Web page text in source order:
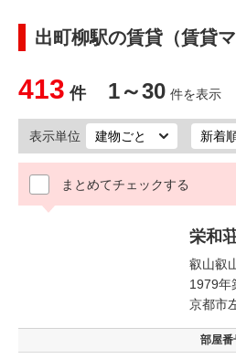
出町柳駅の賃貸（賃貸
413 件 1～30 件を表示
表示単位
まとめてチェックする
栄和
叡山叡
1979年
京都市
部屋番